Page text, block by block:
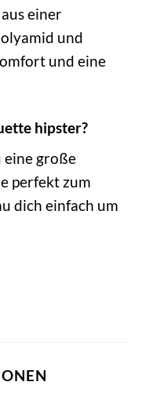
einer
und
und eine
hipster?
eine große
perfekt zum
dich einfach um